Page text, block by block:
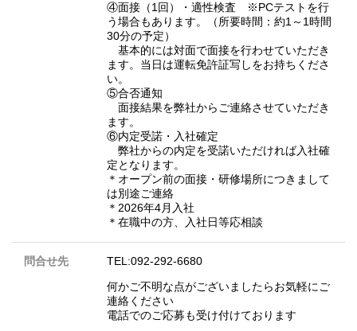
④面接（1回）・適性検査 ※PCテストを行
う場合もあります。（所要時間：約1～1時間
30分の予定）
基本的には対面で面接を行わせていただき
ます。当日は運転免許証写しをお持ちくださ
い。
⑤合否通知
面接結果を弊社からご連絡させていただき
ます。
⑥内定受諾・入社確定
弊社からの内定を受諾いただければ入社確
定となります。
＊オープン前の面接・研修場所につきまして
は別途ご連絡
＊2026年4月入社
＊在職中の方、入社日等応相談
問合せ先
TEL:092-292-6680
何かご不明な点がございましたらお気軽にご
連絡ください
電話でのご応募も受け付けております